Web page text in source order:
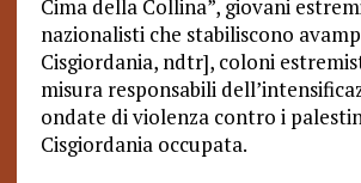
Cima della Collina”, giovani
nazionalisti che stabiliscono
Cisgiordania, ndtr], coloni
misura responsabili
ondate di violenza contro i
Cisgiordania occupata.